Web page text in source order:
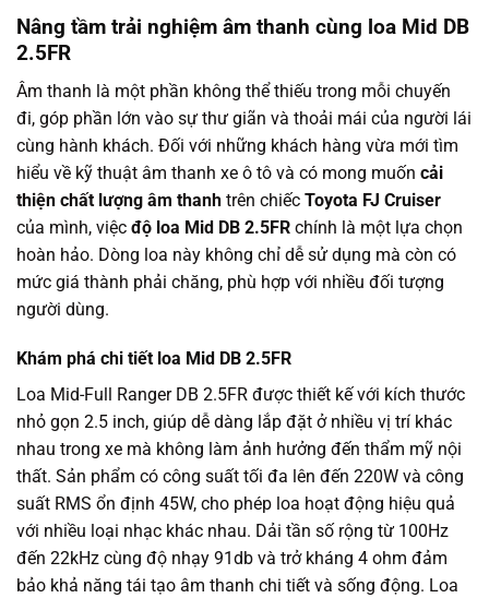
Nâng tầm trải nghiệm âm thanh cùng loa Mid DB
2.5FR
Âm thanh là một phần không thể thiếu trong mỗi chuyến
đi, góp phần lớn vào sự thư giãn và thoải mái của người lái
cùng hành khách. Đối với những khách hàng vừa mới tìm
hiểu về kỹ thuật âm thanh xe ô tô và có mong muốn cải
thiện chất lượng âm thanh trên chiếc Toyota FJ Cruiser
của mình, việc độ loa Mid DB 2.5FR chính là một lựa chọn
hoàn hảo. Dòng loa này không chỉ dễ sử dụng mà còn có
mức giá thành phải chăng, phù hợp với nhiều đối tượng
người dùng.
Khám phá chi tiết loa Mid DB 2.5FR
Loa Mid-Full Ranger DB 2.5FR được thiết kế với kích thước
nhỏ gọn 2.5 inch, giúp dễ dàng lắp đặt ở nhiều vị trí khác
nhau trong xe mà không làm ảnh hưởng đến thẩm mỹ nội
thất. Sản phẩm có công suất tối đa lên đến 220W và công
suất RMS ổn định 45W, cho phép loa hoạt động hiệu quả
với nhiều loại nhạc khác nhau. Dải tần số rộng từ 100Hz
đến 22kHz cùng độ nhạy 91db và trở kháng 4 ohm đảm
bảo khả năng tái tạo âm thanh chi tiết và sống động. Loa